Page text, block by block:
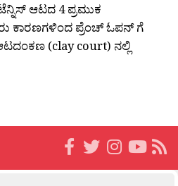
ಆಟದ 4 ಪ್ರಮುಕ
ಕಾರಣಗಳಿಂದ ಪ್ರೆಂಚ್ ಓಪನ್ ಗೆ
(clay court) ನಲ್ಲಿ